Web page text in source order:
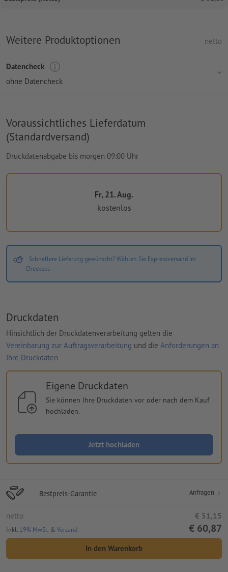
Weitere Produktoptionen netto
Datencheck
ohne Datencheck
Voraussichtliches Lieferdatum
(Standardversand)
Druckdatenabgabe bis morgen 09:00 Uhr
Fr, 21. Aug.
kostenlos
Schnellere Lieferung gewünscht? Wählen Sie Expressversand im
Checkout.
Druckdaten
Hinsichtlich der Druckdatenverarbeitung gelten die
Vereinbarung zur Auftragsverarbeitung und die Anforderungen an
Ihre Druckdaten
Eigene Druckdaten
Sie können Ihre Druckdaten vor oder nach dem Kauf
hochladen.
Jetzt hochladen
Bestpreis-Garantie Anfragen
netto € 51,15
Inkl. 19% MwSt. & Versand € 60,87
In den Warenkorb